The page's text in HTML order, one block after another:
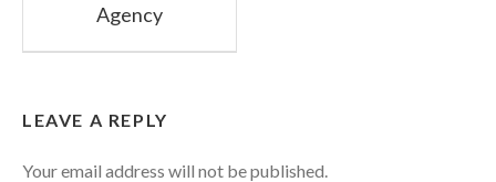
Agency
LEAVE A REPLY
Your email address will not be published.